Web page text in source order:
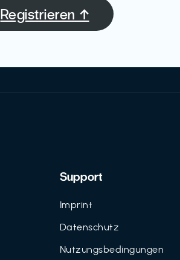
Registrieren ↑
Support
Imprint
Datenschutz
Nutzungsbedingungen